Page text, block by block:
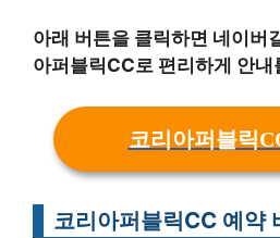
아래 버튼을 클릭하면 네이버
아퍼블릭CC로 편리하게 안내
코리아퍼블릭
코리아퍼블릭CC 예약